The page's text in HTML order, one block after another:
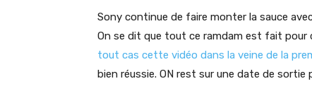
Sony continue de faire monter la sauce
On se dit que tout ce ramdam est fait pour
tout cas cette vidéo dans la veine de la
bien réussie. ON rest sur une date de